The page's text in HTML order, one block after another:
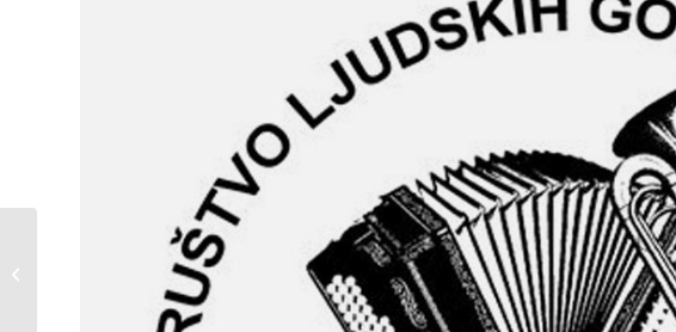
Oktobrski dogodki v